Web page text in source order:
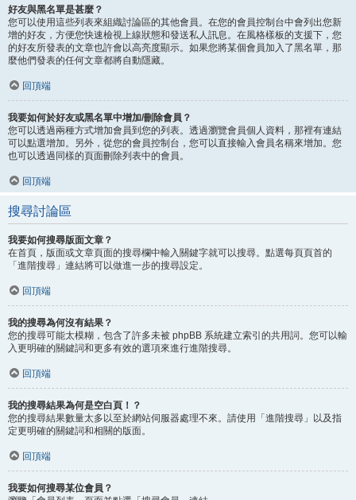
好友與黑名單是甚麼？
您可以使用這些列表來組織討論區的其他會員。在您的會員控制台中會列出您新
增的好友，方便您快速檢視上線狀態和發送私人訊息。在風格樣板的支援下，您
的好友所發表的文章也許會以高亮度顯示。如果您將某個會員加入了黑名單，那
麼他們發表的任何文章都將自動隱藏。
回頂端
我要如何於好友或黑名單中增加/刪除會員？
您可以透過兩種方式增加會員到您的列表。透過瀏覽會員個人資料，那裡有連結
可以點選增加。另外，從您的會員控制台，您可以直接輸入會員名稱來增加。您
也可以透過同樣的頁面刪除列表中的會員。
回頂端
搜尋討論區
我要如何搜尋版面文章？
在首頁，版面或文章頁面的搜尋欄中輸入關鍵字就可以搜尋。點選每頁頁首的
「進階搜尋」連結將可以做進一步的搜尋設定。
回頂端
我的搜尋為何沒有結果？
您的搜尋可能太模糊，包含了許多未被 phpBB 系統建立索引的共用詞。您可以輸
入更明確的關鍵詞和更多有效的選項來進行進階搜尋。
回頂端
我的搜尋結果為何是空白頁！？
您的搜尋結果數量太多以至於網站伺服器處理不來。請使用「進階搜尋」以及指
定更明確的關鍵詞和相關的版面。
回頂端
我要如何搜尋某位會員？